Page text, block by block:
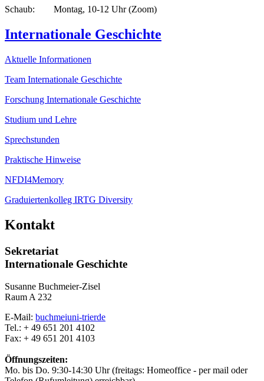
Schaub: Montag, 10-12 Uhr (Zoom)
Internationale Geschichte
Aktuelle Informationen
Team Internationale Geschichte
Forschung Internationale Geschichte
Studium und Lehre
Sprechstunden
Praktische Hinweise
NFDI4Memory
Graduiertenkolleg IRTG Diversity
Kontakt
Sekretariat
Internationale Geschichte
Susanne Buchmeier-Zisel
Raum A 232
E-Mail: buchmeiuni-trierde
Tel.: + 49 651 201 4102
Fax: + 49 651 201 4103
Öffnungszeiten:
Mo. bis Do. 9:30-14:30 Uhr (freitags: Homeoffice - per mail oder